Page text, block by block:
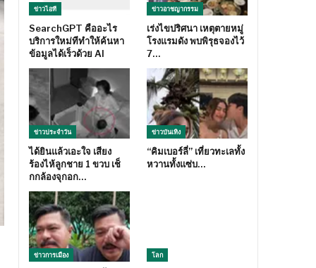
ข่าวไอที
SearchGPT คืออะไร
บริการใหม่ทีทำให้ค้นหา
ข้อมูลได้เร็วด้วย AI
ข่าวอาชญากรรม
เร่งไขปริศนา เหตุตายหมู่
โรงแรมดัง พบพิรุธจองไว้
7…
ข่าวประจำวัน
ได้ยินแล้วเอะใจ เสียง
ร้องไห้ลูกชาย 1 ขวบ เช็
กกล้องจุกอก…
ข่าวบันเทิง
“คิมเบอร์ลี่” เที่ยวทะเลทั้ง
หวานทั้งแซ่บ…
ข่าวการเมือง โลก